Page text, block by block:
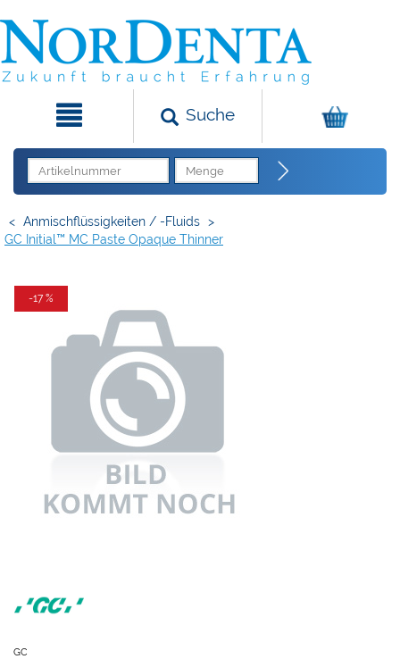
Suche
< Anmischflüssigkeiten / -fluids >
GC Initial™ MC Paste Opaque Thinner
-17 %
GC